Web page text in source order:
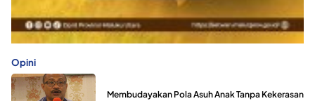
Opini
Membudayakan Pola Asuh Anak Tanpa Kekerasan